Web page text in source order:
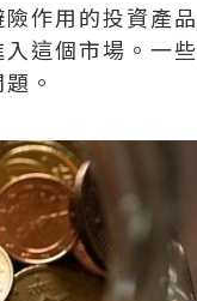
作用的投資產
這個市場。一
。